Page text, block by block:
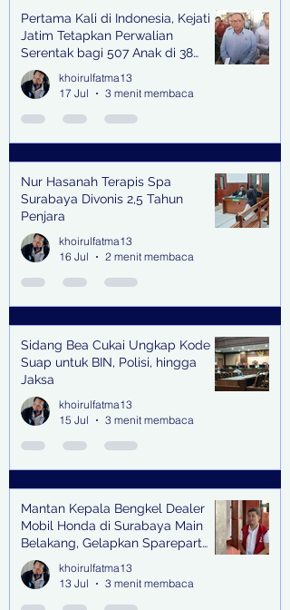
Pertama Kali di Indonesia, Kejati
Jatim Tetapkan Perwalian
Serentak bagi 507 Anak di 38
Kabupaten & Kota
khoirulfatma13
17 Jul
3 menit membaca
Nur Hasanah Terapis Spa
Surabaya Divonis 2,5 Tahun
Penjara
khoirulfatma13
16 Jul
2 menit membaca
Sidang Bea Cukai Ungkap Kode
Suap untuk BIN, Polisi, hingga
Jaksa
khoirulfatma13
15 Jul
3 menit membaca
Mantan Kepala Bengkel Dealer
Mobil Honda di Surabaya Main
Belakang, Gelapkan Sparepart
Senilai Rp 1,9 Miliar
khoirulfatma13
13 Jul
3 menit membaca